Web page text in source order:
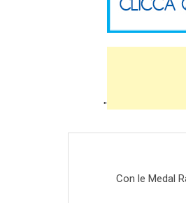
"
Con le Medal